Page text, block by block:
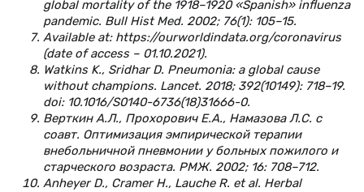
global mortality of the 1918–1920 «Spanish» influenza
pandemic. Bull Hist Med. 2002; 76(1): 105–15.
Available at: https://ourworldindata.org/coronavirus
(date of access – 01.10.2021).
Watkins K., Sridhar D. Pneumonia: a global cause
without champions. Lancet. 2018; 392(10149): 718–19.
doi: 10.1016/S0140-6736(18)31666-0.
Верткин А.Л., Прохорович Е.А., Намазова Л.С. с
соавт. Оптимизация эмпирической терапии
внебольничной пневмонии у больных пожилого и
старческого возраста. РМЖ. 2002; 16: 708–712.
Anheyer D., Cramer H., Lauche R. et al. Herbal